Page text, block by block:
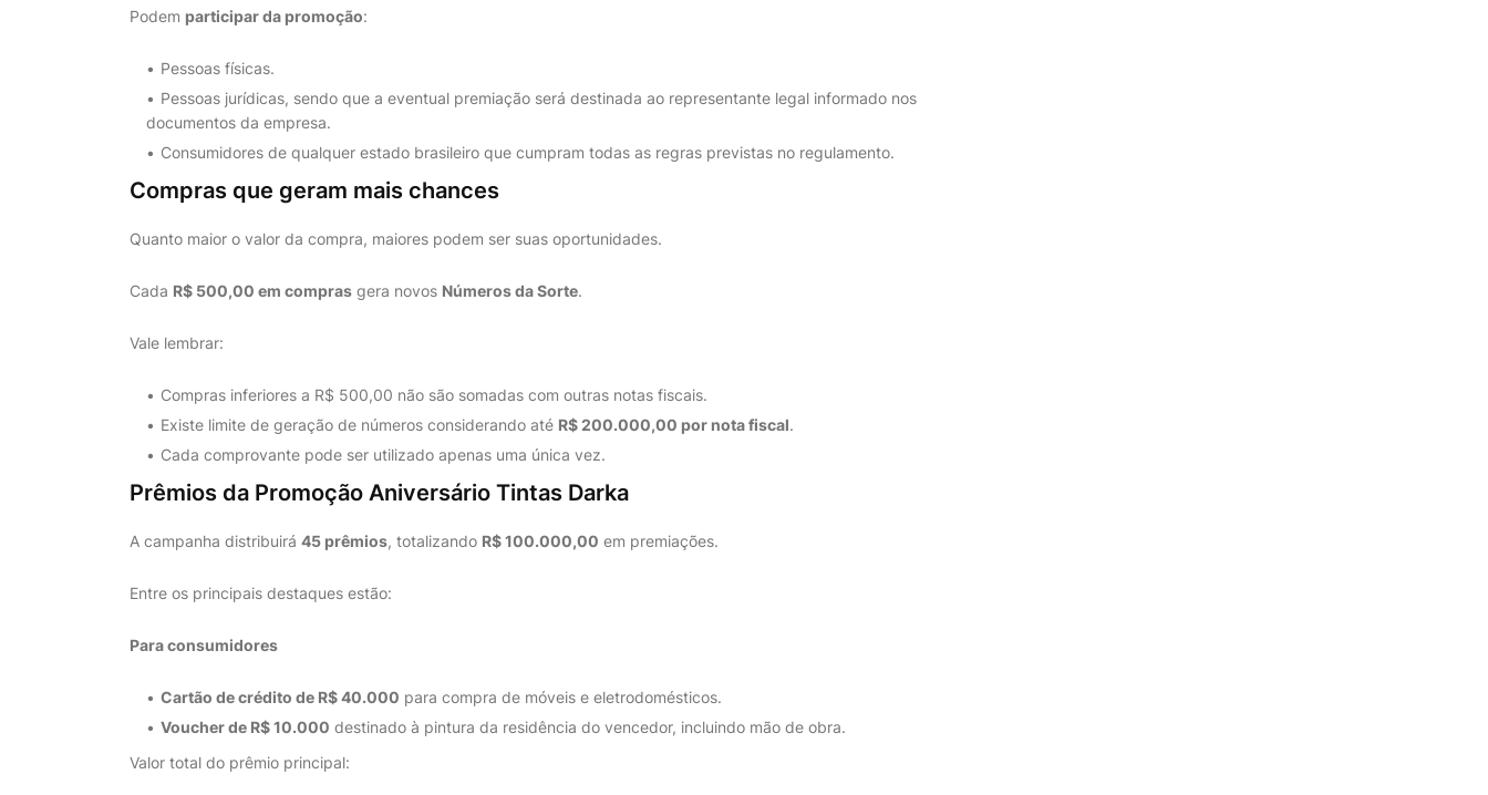
Podem participar da promoção:
Pessoas físicas.
Pessoas jurídicas, sendo que a eventual premiação será destinada ao representante legal informado nos
documentos da empresa.
Consumidores de qualquer estado brasileiro que cumpram todas as regras previstas no regulamento.
Compras que geram mais chances
Quanto maior o valor da compra, maiores podem ser suas oportunidades.
Cada R$ 500,00 em compras gera novos Números da Sorte.
Vale lembrar:
Compras inferiores a R$ 500,00 não são somadas com outras notas fiscais.
Existe limite de geração de números considerando até R$ 200.000,00 por nota fiscal.
Cada comprovante pode ser utilizado apenas uma única vez.
Prêmios da Promoção Aniversário Tintas Darka
A campanha distribuirá 45 prêmios, totalizando R$ 100.000,00 em premiações.
Entre os principais destaques estão:
Para consumidores
Cartão de crédito de R$ 40.000 para compra de móveis e eletrodomésticos.
Voucher de R$ 10.000 destinado à pintura da residência do vencedor, incluindo mão de obra.
Valor total do prêmio principal: